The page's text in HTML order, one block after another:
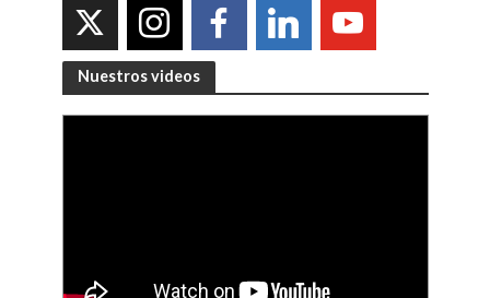
Nuestros videos